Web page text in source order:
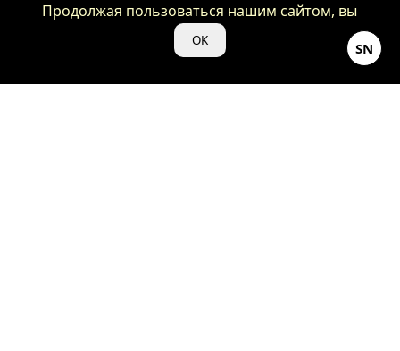
SN
Продолжая пользоваться нашим сайтом, вы
даете нам свое согласие на использование
файлов cookie для аналитики и рекламы.
OK